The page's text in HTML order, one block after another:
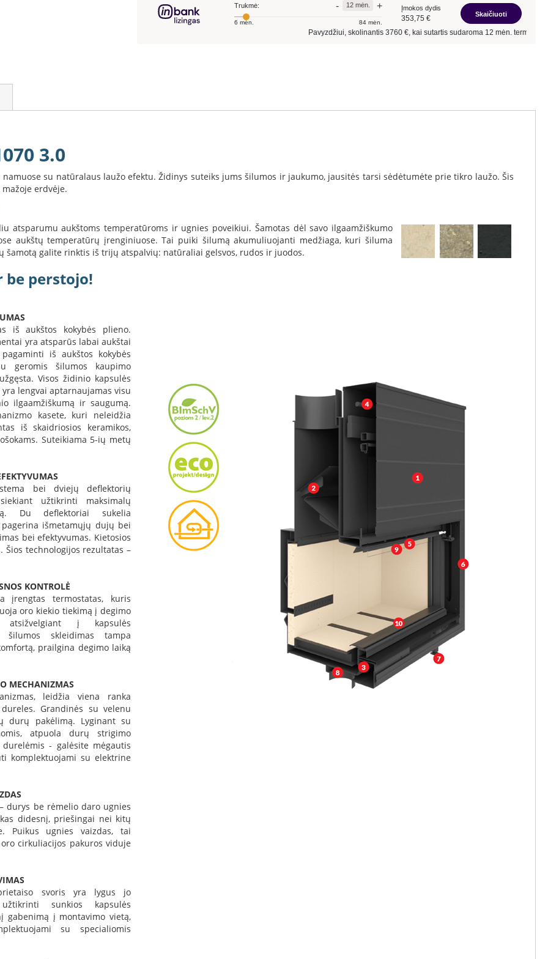
3.0
su natūralaus laužo efektu. Židinys suteiks jums šilumos ir jaukumo, jausitės tarsi sėdėtumėte prie tikro laužo. Šis
erdvėje.
atsparumu aukštoms temperatūroms ir ugnies poveikiui. Šamotas dėl savo ilgaamžiškumo
aukštų temperatūrų įrenginiuose. Tai puiki šilumą akumuliuojanti medžiaga, kuri šiluma
šamotą galite rinktis iš trijų atspalvių: natūraliai gelsvos, rudos ir juodos.
perstojo!
iš aukštos kokybės plieno.
yra atsparūs labai aukštai
iš aukštos kokybės
geromis šilumos kaupimo
Visos židinio kapsulės
lengvai aptarnaujamas visu
ilgaamžiškumą ir saugumą.
kasete, kuri neleidžia
iš skaidriosios keramikos,
Suteikiama 5-ių metų
bei dviejų deflektorių
užtikrinti maksimalų
Du deflektoriai sukelia
išmetamųjų dujų bei
bei efektyvumas. Kietosios
technologijos rezultatas –
KONTROLĖ
įrengtas termostatas, kuris
oro kiekio tiekimą į degimo
atsižvelgiant į kapsulės
šilumos skleidimas tampa
prailgina degimo laiką
MECHANIZMAS
leidžia viena ranka
Grandinės su velenu
durų pakėlimą. Lyginant su
atpuola durų strigimo
- galėsite mėgautis
komplektuojami su elektrine
durys be rėmelio daro ugnies
didesnį, priešingai nei kitų
Puikus ugnies vaizdas, tai
cirkuliacijos pakuros viduje
svoris yra lygus jo
sunkios kapsulės
gabenimą į montavimo vietą,
su specialiomis